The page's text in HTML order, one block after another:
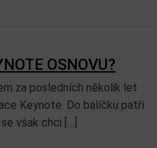
OSNOVU?
za posledních několik let
Keynote. Do balíčku patří
však chci […]